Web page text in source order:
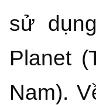
sử
Planet
Nam).